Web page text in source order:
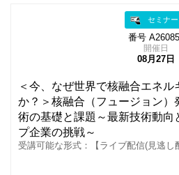
セミナー
番号
開催日
08月27日
＜今、なぜ世界で核融合エネ
か？＞核融合（フュージョン）
術の基礎と課題～最新技術動向
プ企業の挑戦～
受講可能な形式：【ライブ配信(見逃し